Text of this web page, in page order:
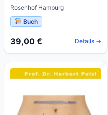
Rosenhof Hamburg
Buch
39,00 € Details →